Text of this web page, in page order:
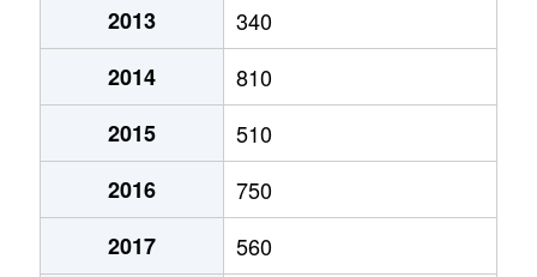
2013
340
2014
810
2015
510
2016
750
2017
560